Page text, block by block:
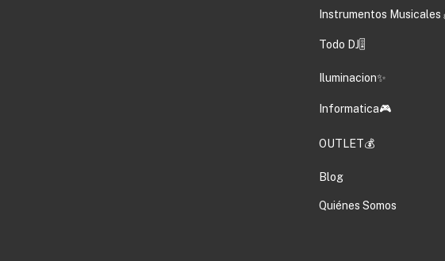
Instrumentos
Todo DJ🎚️
Iluminacion✨
Informatica🎮
OUTLET💰
Blog
Quiénes Somos